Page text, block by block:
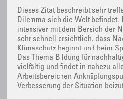
Dieses Zitat beschreibt sehr
Dilemma sich die Welt befindet.
intensiver mit dem Bereich der
sehr schnell ersichtlich, dass
Klimaschutz beginnt und beim
Das Thema Bildung für
vielfältig und findet in nahezu
Arbeitsbereichen
Verbesserung der Situation